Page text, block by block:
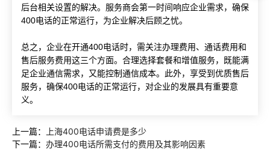
后台相关设置的解决。服务商会第一时间响应企业需求，确保
400电话的正常运行，为企业解决后顾之忧。
总之，企业在开通400电话时，需关注办理费用、通话费用和
售后服务费用这三个方面。合理选择套餐和增值服务，既能满
足企业通信需求，又能控制通信成本。此外，享受到优质售后
服务，确保400电话的正常运行，对企业的发展具有重要意
义。
上一篇：
上海400电话申请费是多少
下一篇： 办理400电话所需支付的费用及其影响因素